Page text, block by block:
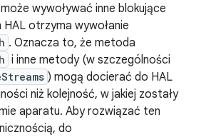
wywoływać inne blokujące
otrzyma wywołanie
. Oznacza to, że metoda
i inne metody (w szczególności
) mogą docierać do HAL
niż kolejność, w jakiej zostały
aparatu. Aby rozwiązać ten
do